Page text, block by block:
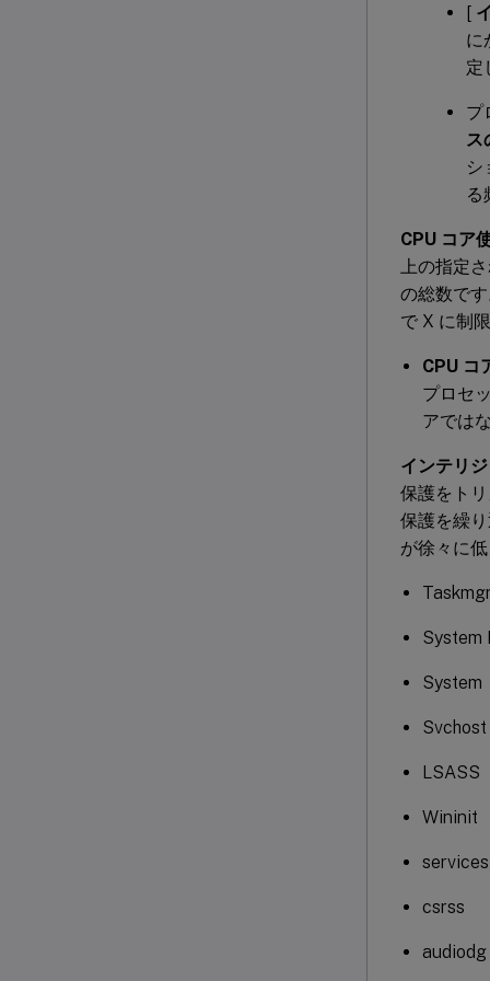
[
に
定
プ
ス
シ
る
CPU コア
上の指定
の総数で
で X に制
CPU コ
プロセ
アでは
インテリ
保護をト
保護を繰
が徐々に
System
System
Svchost
LSASS
Wininit
services
csrss
audiodg